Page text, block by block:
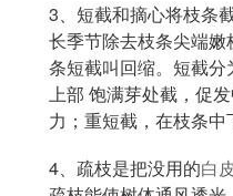
3、短截和摘心将枝条
长季节除去枝条尖端
条短截叫回缩。短截
上部 饱满芽处截，促
力；重短截，在枝条中
4、疏枝是把没用的白